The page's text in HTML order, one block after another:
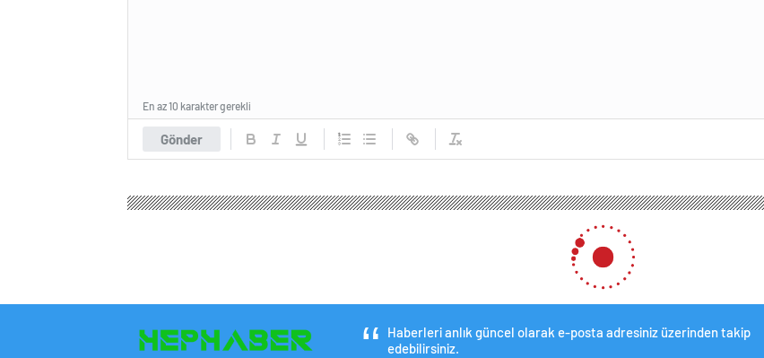
Gönder
En az 10 karakter gerekli
Haberleri anlık güncel olarak e-posta adresiniz üzerinden takip
edebilirsiniz.